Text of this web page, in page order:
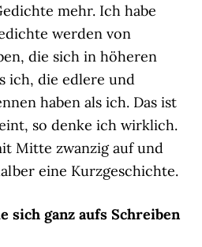
mehr. Ich habe
werden von
die sich in höheren
ich, die edlere und
haben als ich. Das ist
so denke ich wirklich.
Mitte zwanzig auf und
eine Kurzgeschichte.
sich ganz aufs Schreiben